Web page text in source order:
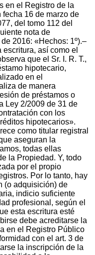
en el Registro de la
16 de marzo de
del tomo 112 del
nota de
2016: «Hechos: 1º).–
así como el
que el Sr. I. R. T.,
hipotecario,
en el
de manera
de préstamos o
Ley 2/2009 de 31 de
con los
hipotecarios».
como titular registral
aseguran la
todas ellas
la Propiedad. Y, todo
por el propio
Por lo tanto, hay
(o adquisición) de
indicio suficiente
profesional, según el
esta escritura esté
debe acreditarse la
en el Registro Público
con el art. 3 de
la inscripción de la